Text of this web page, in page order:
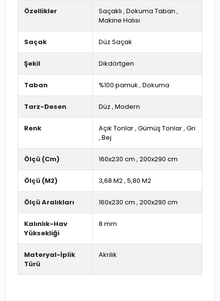
Özellikler Saçaklı , Dokuma Taban ,
Makine Halısı
Saçak Düz Saçak
Şekil Dikdörtgen
Taban %100 pamuk , Dokuma
Tarz-Desen Düz , Modern
Renk Açık Tonlar, Gümüş Tonlar, Gri
, Bej
Ölçü (Cm) 160x230 cm , 200x290 cm
Ölçü (M2) 3,68 M2, 5,80 M2
Ölçü Aralıkları 160x230 cm , 200x290 cm
Kalınlık-Hav
Yüksekliği
8 mm
Materyal-İplik
Türü
Akrilik